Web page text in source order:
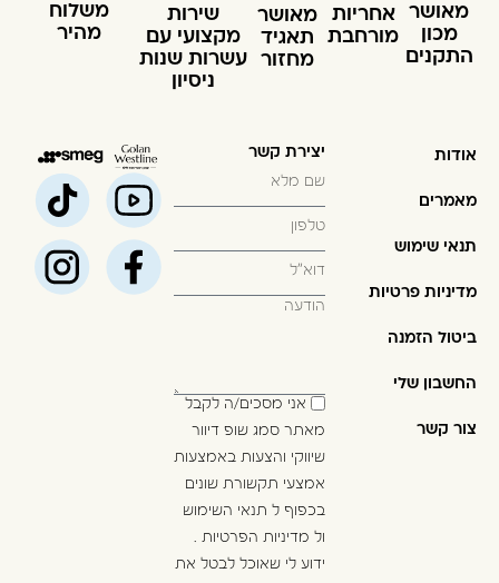
מאושר
מכון
התקנים
אחריות
מורחבת
מאושר
תאגיד
מחזור
שירות
מקצועי עם
עשרות שנות
ניסיון
משלוח
מהיר
אודות
מאמרים
תנאי שימוש
מדיניות פרטיות
ביטול הזמנה
החשבון שלי
צור קשר
יצירת קשר
אני מסכים/ה לקבל
מאתר סמג שופ דיוור
שיווקי והצעות באמצעות
אמצעי תקשורת שונים
בכפוף ל תנאי השימוש
ול מדיניות הפרטיות .
ידוע לי שאוכל לבטל את